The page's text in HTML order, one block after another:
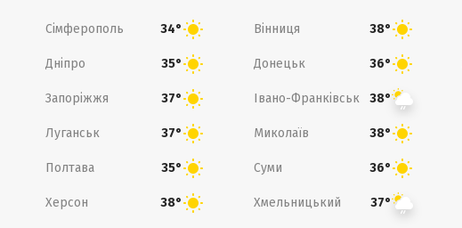
Сімферополь 34° Вінниця 38°
Дніпро 35° Донецьк 36°
Запоріжжя 37° Івано-Франківськ 38°
Луганськ 37° Миколаїв 38°
Полтава 35° Суми 36°
Херсон 38° Хмельницький 37°